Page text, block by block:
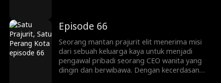
disadari justru terseret ke dalam konspirasi
yang lebih besar. Pada akhirnya, mereka
bekerja sama untuk menghancurkan
persaingan jahat dan rencana gelap para
musuh.
Episode 66
Seorang mantan prajurit elit menerima misi
dari sebuah keluarga kaya untuk menjadi
pengawal pribadi seorang CEO wanita yang
dingin dan berwibawa. Dengan kecerdasan